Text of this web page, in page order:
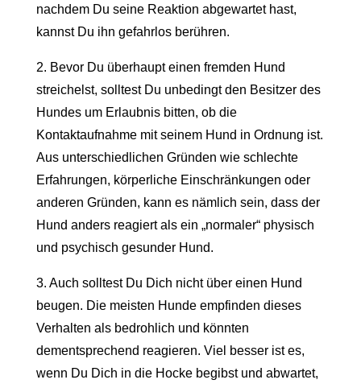
nachdem Du seine Reaktion abgewartet hast,
kannst Du ihn gefahrlos berühren.
2. Bevor Du überhaupt einen fremden Hund
streichelst, solltest Du unbedingt den Besitzer des
Hundes um Erlaubnis bitten, ob die
Kontaktaufnahme mit seinem Hund in Ordnung ist.
Aus unterschiedlichen Gründen wie schlechte
Erfahrungen, körperliche Einschränkungen oder
anderen Gründen, kann es nämlich sein, dass der
Hund anders reagiert als ein „normaler“ physisch
und psychisch gesunder Hund.
3. Auch solltest Du Dich nicht über einen Hund
beugen. Die meisten Hunde empfinden dieses
Verhalten als bedrohlich und könnten
dementsprechend reagieren. Viel besser ist es,
wenn Du Dich in die Hocke begibst und abwartet,